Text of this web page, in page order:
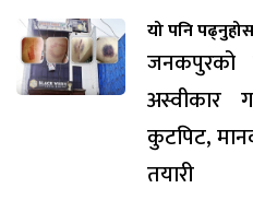
यो पनि पढ्नुहोस
जनकपुरको
अस्वीकार
कुटपिट,
तयारी